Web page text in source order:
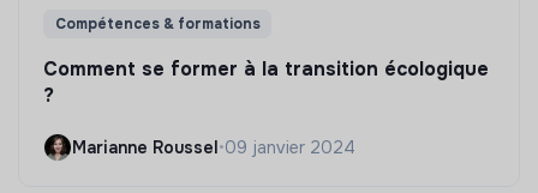
Compétences & formations
Comment se former à la transition écologique
?
Marianne Roussel•09 janvier 2024